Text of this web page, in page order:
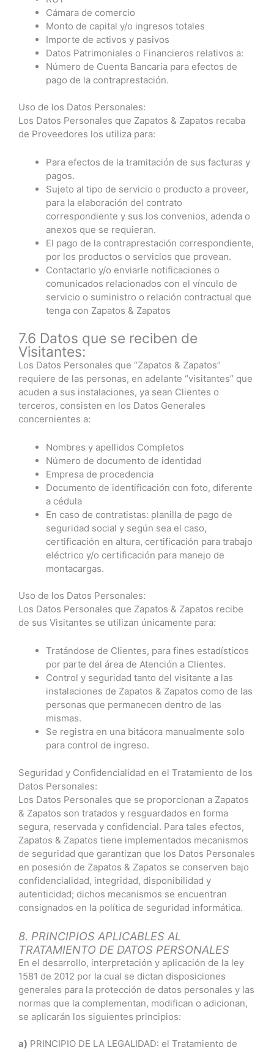
Cámara de comercio
Monto de capital y/o ingresos totales
Importe de activos y pasivos
Datos Patrimoniales o Financieros relativos a:
Número de Cuenta Bancaria para efectos de
pago de la contraprestación.
Uso de los Datos Personales:
Los Datos Personales que Zapatos & Zapatos recaba
de Proveedores los utiliza para:
Para efectos de la tramitación de sus facturas y
pagos.
Sujeto al tipo de servicio o producto a proveer,
para la elaboración del contrato
correspondiente y sus los convenios, adenda o
anexos que se requieran.
El pago de la contraprestación correspondiente,
por los productos o servicios que provean.
Contactarlo y/o enviarle notificaciones o
comunicados relacionados con el vínculo de
servicio o suministro o relación contractual que
tenga con Zapatos & Zapatos
7.6 Datos que se reciben de
Visitantes:
Los Datos Personales que “Zapatos & Zapatos”
requiere de las personas, en adelante “visitantes” que
acuden a sus instalaciones, ya sean Clientes o
terceros, consisten en los Datos Generales
concernientes a:
Nombres y apellidos Completos
Número de documento de identidad
Empresa de procedencia
Documento de identificación con foto, diferente
a cédula
En caso de contratistas: planilla de pago de
seguridad social y según sea el caso,
certificación en altura, certificación para trabajo
eléctrico y/o certificación para manejo de
montacargas.
Uso de los Datos Personales:
Los Datos Personales que Zapatos & Zapatos recibe
de sus Visitantes se utilizan únicamente para:
Tratándose de Clientes, para fines estadísticos
por parte del área de Atención a Clientes.
Control y seguridad tanto del visitante a las
instalaciones de Zapatos & Zapatos como de las
personas que permanecen dentro de las
mismas.
Se registra en una bitácora manualmente solo
para control de ingreso.
Seguridad y Confidencialidad en el Tratamiento de los
Datos Personales:
Los Datos Personales que se proporcionan a Zapatos
& Zapatos son tratados y resguardados en forma
segura, reservada y confidencial. Para tales efectos,
Zapatos & Zapatos tiene implementados mecanismos
de seguridad que garantizan que los Datos Personales
en posesión de Zapatos & Zapatos se conserven bajo
confidencialidad, integridad, disponibilidad y
autenticidad; dichos mecanismos se encuentran
consignados en la política de seguridad informática.
8. PRINCIPIOS APLICABLES AL
TRATAMIENTO DE DATOS PERSONALES
En el desarrollo, interpretación y aplicación de la ley
1581 de 2012 por la cual se dictan disposiciones
generales para la protección de datos personales y las
normas que la complementan, modifican o adicionan,
se aplicarán los siguientes principios:
a) PRINCIPIO DE LA LEGALIDAD: el Tratamiento de